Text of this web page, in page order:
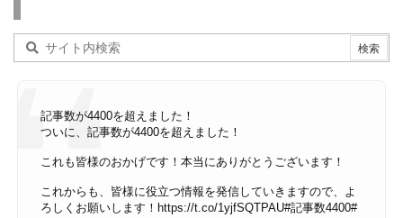
記事数が4400を超えました！
ついに、記事数が4400を超えました！
これも皆様のおかげです！本当にありがとうございます！
これからも、皆様に役立つ情報を発信していきますので、よ
ろしくお願いします！ https://t.co/1yjfSQTPAU#記事数4400#